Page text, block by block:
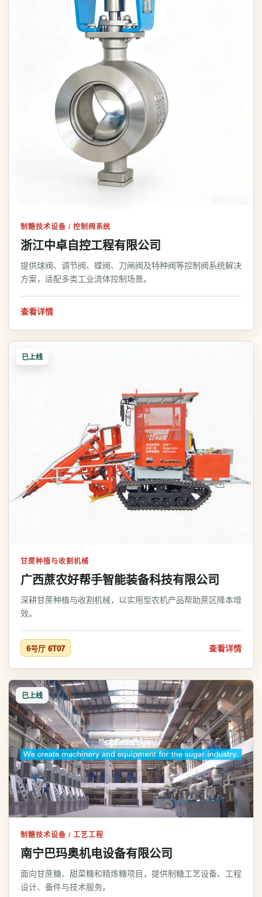
制糖技术设备 / 控制阀系统
浙江中卓自控工程有限公司
提供球阀、调节阀、蝶阀、刀闸阀及特种阀等控制阀系统解决
方案，适配多类工业流体控制场景。
查看详情
已上线
甘蔗种植与收割机械
广西蔗农好帮手智能装备科技有限公司
深耕甘蔗种植与收割机械，以实用型农机产品帮助蔗区降本增
效。
6号厅 6T07 查看详情
已上线
制糖技术设备 / 工艺工程
南宁巴玛奥机电设备有限公司
面向甘蔗糖、甜菜糖和精炼糖项目，提供制糖工艺设备、工程
设计、备件与技术服务。